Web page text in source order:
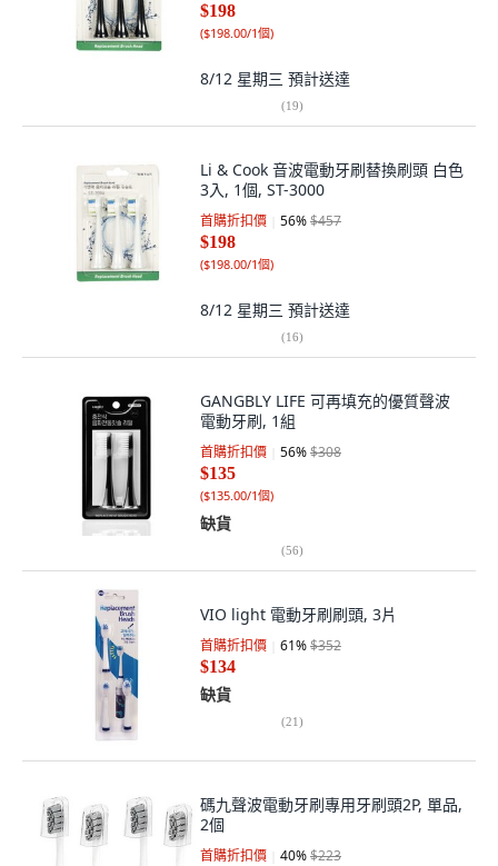
$198
($198.00/1個)
8/12 星期三 預計送達
(19)
Li & Cook 音波電動牙刷替換刷頭 白色
3入, 1個, ST-3000
首購折扣價 56%$457
$198
($198.00/1個)
8/12 星期三 預計送達
(16)
GANGBLY LIFE 可再填充的優質聲波
電動牙刷, 1組
首購折扣價 56%$308
$135
($135.00/1個)
缺貨
(56)
VIO light 電動牙刷刷頭, 3片
首購折扣價 61%$352
$134
缺貨
(21)
碼九聲波電動牙刷專用牙刷頭2P, 單品,
2個
首購折扣價 40%$223